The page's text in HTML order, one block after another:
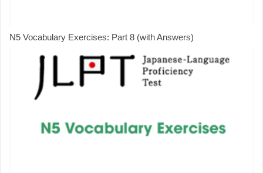
N5 Vocabulary Exercises: Part 8 (with Answers)